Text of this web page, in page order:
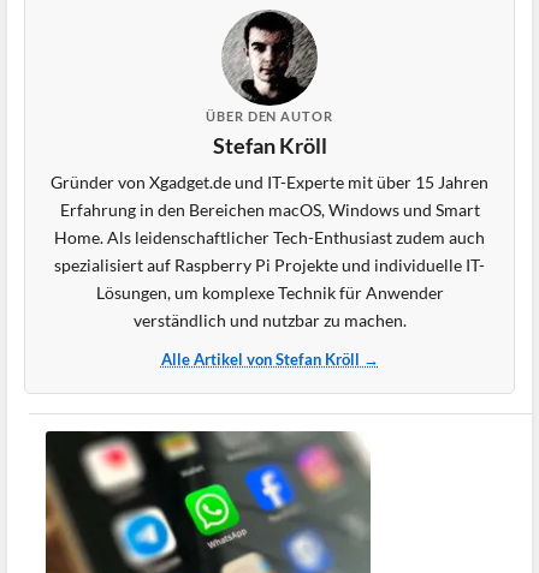
ÜBER DEN AUTOR
Stefan Kröll
Gründer von Xgadget.de und IT-Experte mit über 15 Jahren
Erfahrung in den Bereichen macOS, Windows und Smart
Home. Als leidenschaftlicher Tech-Enthusiast zudem auch
spezialisiert auf Raspberry Pi Projekte und individuelle IT-
Lösungen, um komplexe Technik für Anwender
verständlich und nutzbar zu machen.
Alle Artikel von Stefan Kröll →